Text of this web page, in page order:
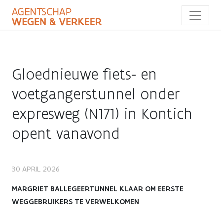
naar
Gloednieuwe fiets- en
voetgangerstunnel onder
expresweg (N171) in Kontich
opent vanavond
Gloednieuwe
fiets-
30 APRIL 2026
MARGRIET BALLEGEERTUNNEL KLAAR OM EERSTE
WEGGEBRUIKERS TE VERWELKOMEN